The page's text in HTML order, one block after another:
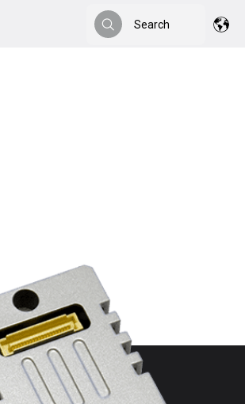
Search
Search